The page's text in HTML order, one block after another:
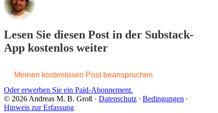
Lesen Sie diesen Post in der Substack-
App kostenlos weiter
Meinen kostenlosen Post beanspruchen
Oder erwerben Sie ein Paid-Abonnement.
© 2026 Andreas M. B. Groß · Datenschutz ∙ Bedingungen ∙
Hinweis zur Erfassung